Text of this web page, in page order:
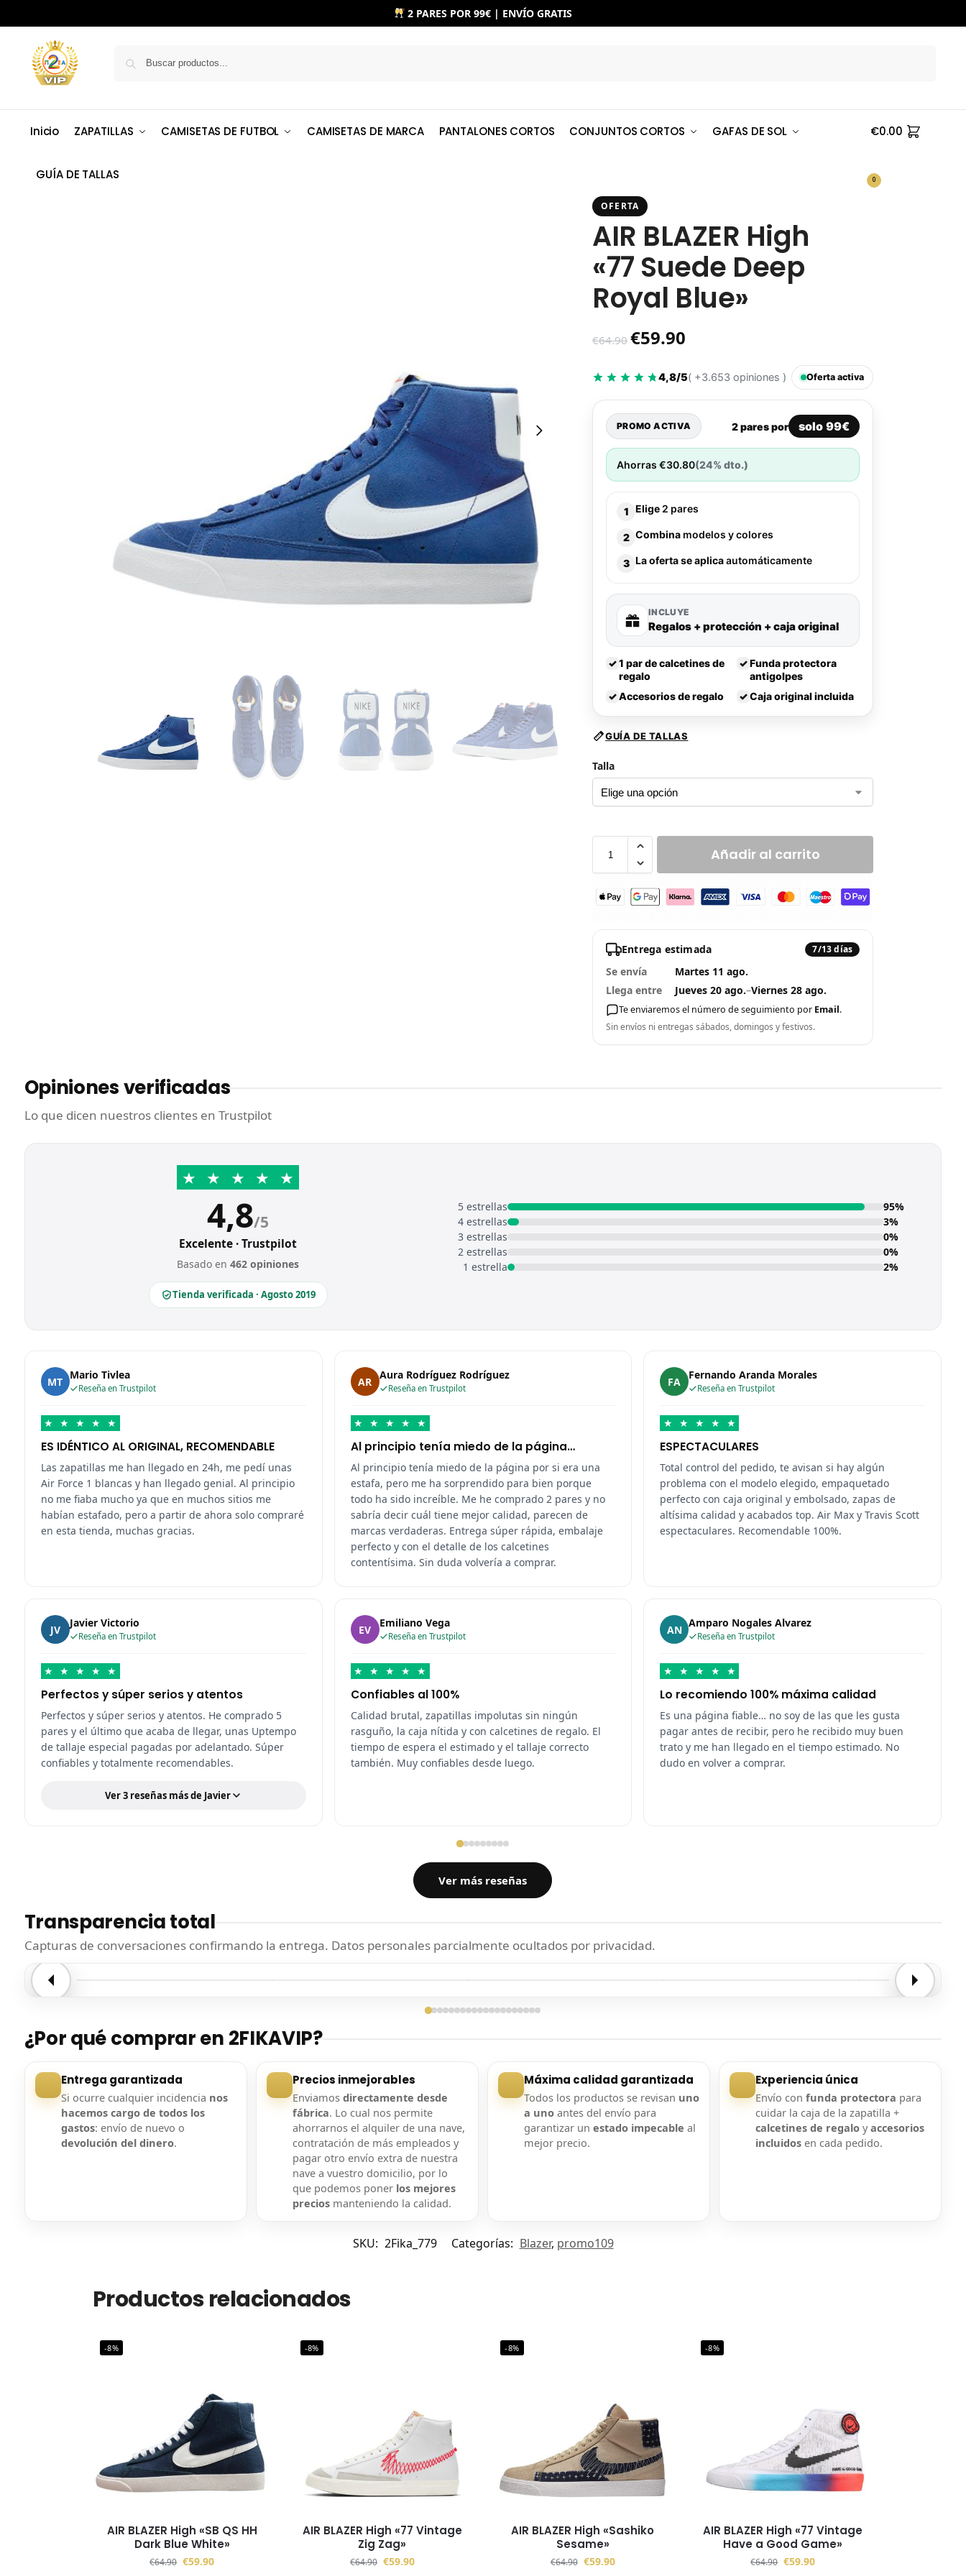
2 PARES POR 99€ | ENVÍO GRATIS
Inicio ZAPATILLAS CAMISETAS DE FUTBOL CAMISETAS DE MARCA PANTALONES CORTOS CONJUNTOS CORTOS GAFAS DE SOL
GUÍA DE TALLAS
€0.00
0
OFERTA
AIR BLAZER High
«77 Suede Deep
Royal Blue»
€64.90 €59.90
4,8/5( +3.653 opiniones ) Oferta activa
PROMO ACTIVA 2 pares por solo 99€
Ahorras€30.80(24% dto.)
1 Elige 2 pares
2 Combina modelos y colores
3 La oferta se aplicaautomáticamente
INCLUYE
Regalos + protección + caja original
✓1 par de calcetines de
regalo
✓ Funda protectora
antigolpes
✓Accesorios de regalo ✓ Caja original incluida
GUÍA DE TALLAS
Talla
Añadir al carrito
Entrega estimada 7/13 días
Se envía
Martes 11 ago.
Llega entre
Jueves 20 ago.–Viernes 28 ago.
Te enviaremos el número de seguimiento por Email.
Sin envíos ni entregas sábados, domingos y festivos.
Opiniones verificadas
Lo que dicen nuestros clientes en Trustpilot
★ ★ ★ ★ ★
4,8/5
Excelente · Trustpilot
Basado en462 opiniones
Tienda verificada · Agosto 2019
5 estrellas
95%
4 estrellas
3%
3 estrellas
0%
2 estrellas
0%
1 estrella
2%
MT Mario Tivlea
Reseña en Trustpilot
★ ★ ★ ★ ★
ES IDÉNTICO AL ORIGINAL, RECOMENDABLE
Las zapatillas me han llegado en 24h, me pedí unas
Air Force 1 blancas y han llegado genial. Al principio
no me fiaba mucho ya que en muchos sitios me
habían estafado, pero a partir de ahora solo compraré
en esta tienda, muchas gracias.
AR Aura Rodríguez Rodríguez
Reseña en Trustpilot
★ ★ ★ ★ ★
Al principio tenía miedo de la página…
Al principio tenía miedo de la página por si era una
estafa, pero me ha sorprendido para bien porque
todo ha sido increíble. Me he comprado 2 pares y no
sabría decir cuál tiene mejor calidad, parecen de
marcas verdaderas. Entrega súper rápida, embalaje
perfecto y con el detalle de los calcetines
contentísima. Sin duda volvería a comprar.
FA Fernando Aranda Morales
Reseña en Trustpilot
★ ★ ★ ★ ★
ESPECTACULARES
Total control del pedido, te avisan si hay algún
problema con el modelo elegido, empaquetado
perfecto con caja original y embolsado, zapas de
altísima calidad y acabados top. Air Max y Travis Scott
espectaculares. Recomendable 100%.
JV Javier Victorio
Reseña en Trustpilot
★ ★ ★ ★ ★
Perfectos y súper serios y atentos
Perfectos y súper serios y atentos. He comprado 5
pares y el último que acaba de llegar, unas Uptempo
de tallaje especial pagadas por adelantado. Súper
confiables y totalmente recomendables.
Ver 3 reseñas más de Javier
EV Emiliano Vega
Reseña en Trustpilot
★ ★ ★ ★ ★
Confiables al 100%
Calidad brutal, zapatillas impolutas sin ningún
rasguño, la caja nítida y con calcetines de regalo. El
tiempo de espera el estimado y el tallaje correcto
también. Muy confiables desde luego.
AN Amparo Nogales Alvarez
Reseña en Trustpilot
★ ★ ★ ★ ★
Lo recomiendo 100% máxima calidad
Es una página fiable… no soy de las que les gusta
pagar antes de recibir, pero he recibido muy buen
trato y me han llegado en el tiempo estimado. No
dudo en volver a comprar.
Ver más reseñas
Transparencia total
Capturas de conversaciones confirmando la entrega. Datos personales parcialmente ocultados por privacidad.
Entrega confirmada
¿Por qué comprar en 2FIKAVIP?
Entrega garantizada
Si ocurre cualquier incidencia nos
hacemos cargo de todos los
gastos: envío de nuevo o
devolución del dinero.
Precios inmejorables
Enviamos directamente desde
fábrica. Lo cual nos permite
ahorrarnos el alquiler de una nave,
contratación de más empleados y
pagar otro envío extra de nuestra
nave a vuestro domicilio, por lo
que podemos poner los mejores
preciosmanteniendo la calidad.
Máxima calidad garantizada
Todos los productos se revisan uno
a unoantes del envío para
garantizar un estado impecable al
mejor precio.
Experiencia única
Envío confunda protectora para
cuidar la caja de la zapatilla +
calcetines de regalo yaccesorios
incluidos en cada pedido.
SKU: 2Fika_779 Categorías: Blazer, promo109
Productos relacionados
-8%
AIR BLAZER High «SB QS HH
Dark Blue White»
€64.90 €59.90
-8%
AIR BLAZER High «77 Vintage
Zig Zag»
€64.90 €59.90
-8%
AIR BLAZER High «Sashiko
Sesame»
€64.90 €59.90
-8%
AIR BLAZER High «77 Vintage
Have a Good Game»
€64.90 €59.90